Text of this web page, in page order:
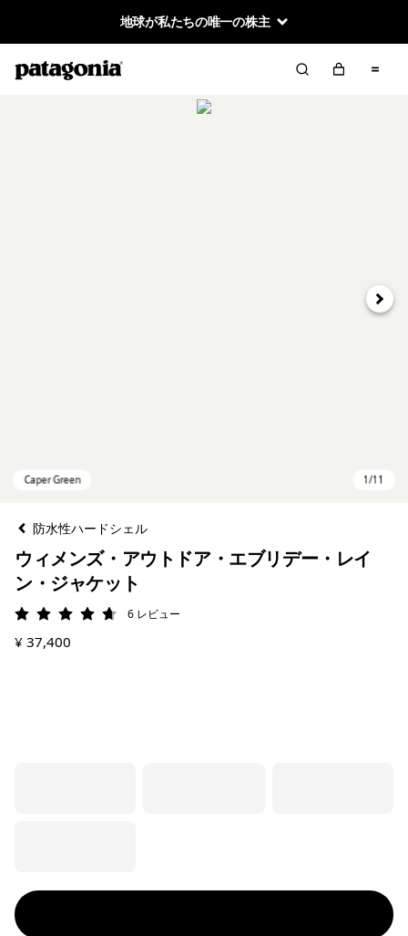
地球が私たちの唯一の株主
次へ
防水性ハードシェル
ウィメンズ・アウトドア・エブリデー・レイ
ン・ジャケット
評価: 4.7 / 5
6 レビュー
¥ 37,400